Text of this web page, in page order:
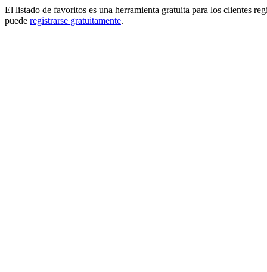
El listado de favoritos es una herramienta gratuita para los clientes
puede registrarse gratuitamente.